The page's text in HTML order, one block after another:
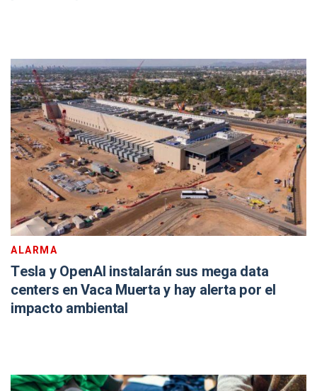
ALARMA
Tesla y OpenAI instalarán sus mega data
centers en Vaca Muerta y hay alerta por el
impacto ambiental